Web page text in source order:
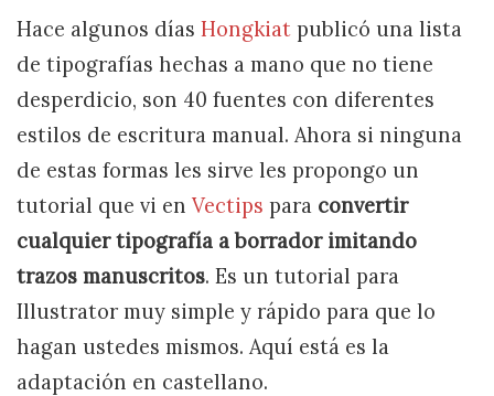
Hace algunos días Hongkiat publicó una lista
de tipografías hechas a mano que no tiene
desperdicio, son 40 fuentes con diferentes
estilos de escritura manual. Ahora si ninguna
de estas formas les sirve les propongo un
tutorial que vi en Vectips para convertir
cualquier tipografía a borrador imitando
trazos manuscritos. Es un tutorial para
Illustrator muy simple y rápido para que lo
hagan ustedes mismos. Aquí está es la
adaptación en castellano.